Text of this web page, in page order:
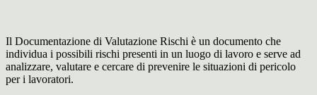
Il Documentazione di Valutazione Rischi è un documento che
individua i possibili rischi presenti in un luogo di lavoro e serve ad
analizzare, valutare e cercare di prevenire le situazioni di pericolo
per i lavoratori.